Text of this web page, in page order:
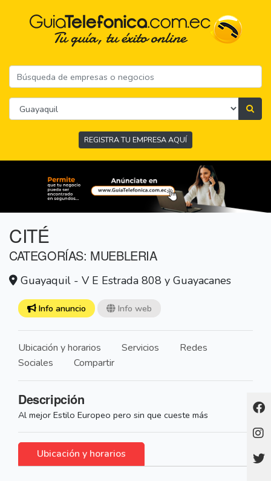
REGISTRA TU EMPRESA AQUÍ
CITÉ
CATEGORÍAS: MUEBLERIA
Guayaquil - V E Estrada 808 y Guayacanes
Info anuncio Info web
Ubicación y horarios Servicios
Redes
Sociales
Compartir
Descripción
Al mejor Estilo Europeo pero sin que cueste más
Ubicación y horarios